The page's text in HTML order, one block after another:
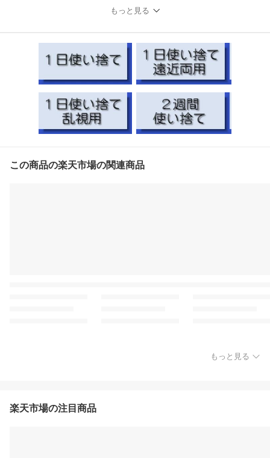
もっと見る
この商品の楽天市場の関連商品
もっと見る
楽天市場の注目商品